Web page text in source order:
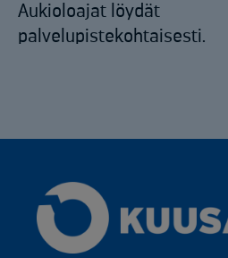
Aukioloajat löydät
palvelupistekohtaisesti.